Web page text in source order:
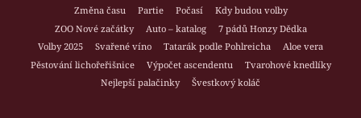
Změna času
Partie Počasí
Kdy budou volby
ZOO Nové začátky
Auto – katalog
7 pádů Honzy Dědka
Volby 2025
Svařené víno Tatarák podle Pohlreicha
Aloe vera
Pěstování lichořeřišnice
Výpočet ascendentu
Tvarohové knedlíky
Nejlepší palačinky
Švestkový koláč